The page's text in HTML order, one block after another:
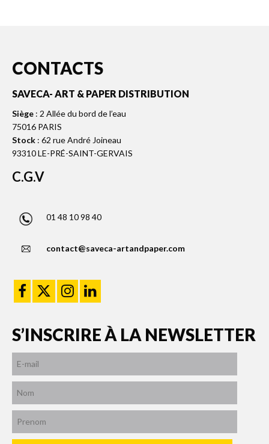
CONTACTS
SAVECA- ART & PAPER DISTRIBUTION
Siège : 2 Allée du bord de l’eau
75016 PARIS
Stock : 62 rue André Joineau
93310 LE-PRÉ-SAINT-GERVAIS
C.G.V
01 48 10 98 40
contact@saveca-artandpaper.com
S’INSCRIRE À LA NEWSLETTER